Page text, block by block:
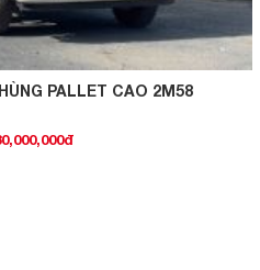
PALLET CAO 2M58